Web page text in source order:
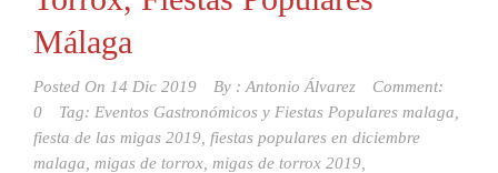
Málaga
Posted On 14 Dic 2019 By : Antonio Álvarez
Comment:
0
Tag: Eventos Gastronómicos y Fiestas Populares malaga
fiesta de las migas 2019 fiestas populares en diciembre
malaga
migas de torrox migas de torrox 2019